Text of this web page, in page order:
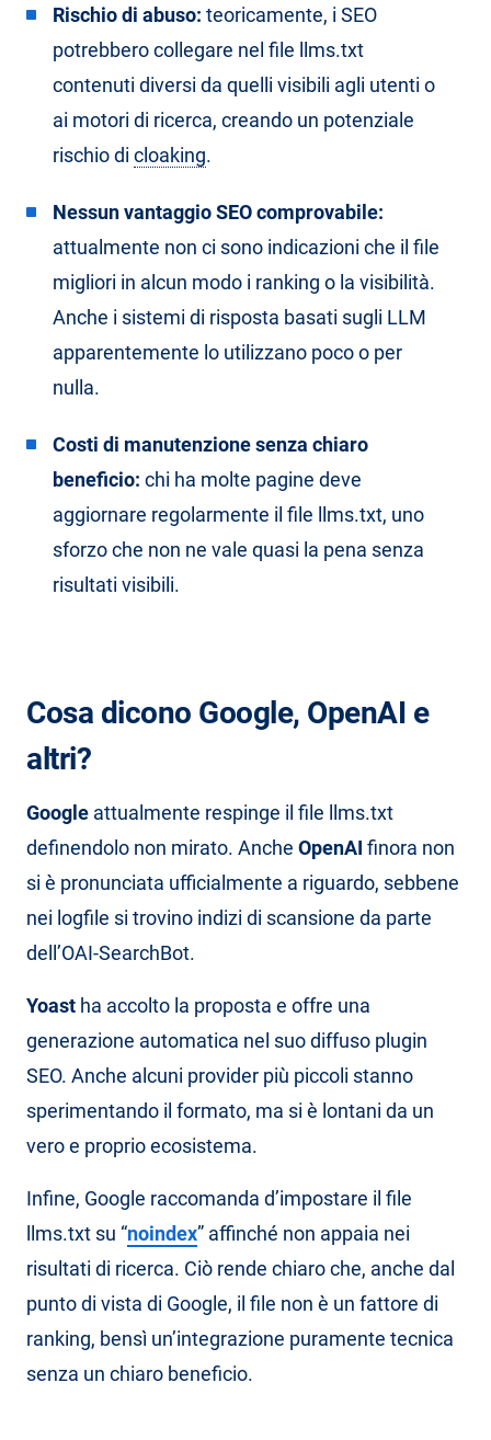
Rischio di abuso: teoricamente, i SEO
potrebbero collegare nel file llms.txt
contenuti diversi da quelli visibili agli utenti o
ai motori di ricerca, creando un potenziale
rischio di cloaking.
Nessun vantaggio SEO comprovabile:
attualmente non ci sono indicazioni che il file
migliori in alcun modo i ranking o la visibilità.
Anche i sistemi di risposta basati sugli LLM
apparentemente lo utilizzano poco o per
nulla.
Costi di manutenzione senza chiaro
beneficio: chi ha molte pagine deve
aggiornare regolarmente il file llms.txt, uno
sforzo che non ne vale quasi la pena senza
risultati visibili.
Cosa dicono Google, OpenAI e
altri?
Google attualmente respinge il file llms.txt
definendolo non mirato. Anche OpenAI finora non
si è pronunciata ufficialmente a riguardo, sebbene
nei logfile si trovino indizi di scansione da parte
dell’OAI-SearchBot.
Yoast ha accolto la proposta e offre una
generazione automatica nel suo diffuso plugin
SEO. Anche alcuni provider più piccoli stanno
sperimentando il formato, ma si è lontani da un
vero e proprio ecosistema.
Infine, Google raccomanda d’impostare il file
llms.txt su “noindex” affinché non appaia nei
risultati di ricerca. Ciò rende chiaro che, anche dal
punto di vista di Google, il file non è un fattore di
ranking, bensì un’integrazione puramente tecnica
senza un chiaro beneficio.